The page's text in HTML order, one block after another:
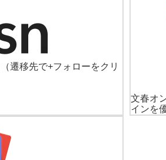
（遷移先で+フォローをクリ
文春オ
インを